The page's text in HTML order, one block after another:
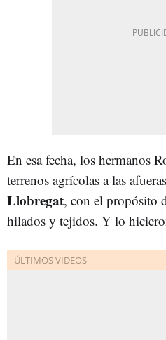
En esa fecha, los hermanos
terrenos agrícolas a las
Llobregat, con el propósito
hilados y tejidos. Y lo